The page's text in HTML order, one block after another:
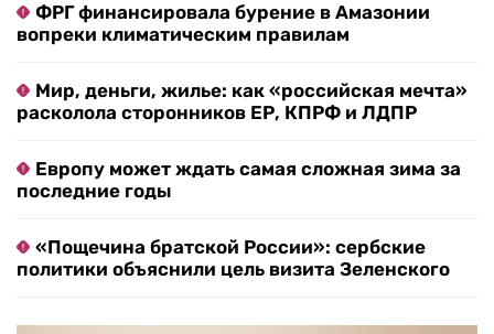
ФРГ финансировала бурение в Амазонии
вопреки климатическим правилам
Мир, деньги, жилье: как «российская мечта»
расколола сторонников ЕР, КПРФ и ЛДПР
Европу может ждать самая сложная зима за
последние годы
«Пощечина братской России»: сербские
политики объяснили цель визита Зеленского